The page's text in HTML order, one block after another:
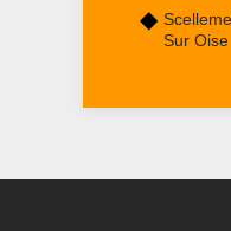
Sur Oise